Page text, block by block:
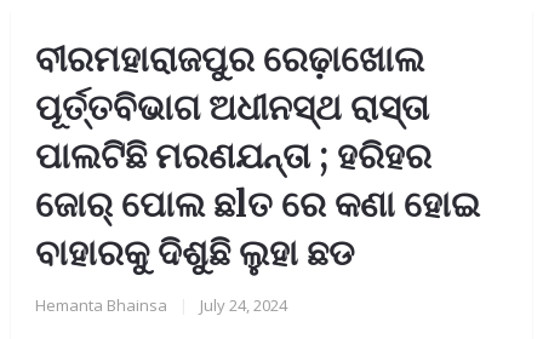
ବୀରମହାରାଜପୁର ରେଢ଼ାଖୋଲ
ପୂର୍ତ୍ତବିଭାଗ ଅଧୀନସ୍ଥ ରାସ୍ତା
ପାଲଟିଛି ମରଣଯନ୍ତା ; ହରିହର
ଜୋର୍ ପୋଲ ଛlତ ରେ କଣା ହୋଇ
ବାହାରକୁ ଦିଶୁଛି ଲୁହା ଛଡ
Hemanta Bhainsa July 24, 2024